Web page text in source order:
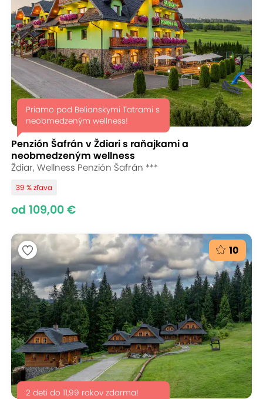
Priamo pod Belianskymi Tatrami s
neobmedzeným wellness!
Penzión Šafrán v Ždiari s raňajkami a
neobmedzeným wellness
Ždiar, Wellness Penzión Šafrán ***
39 % zľava
od 109,00 €
10
2 deti do 11,99 rokov zdarma!